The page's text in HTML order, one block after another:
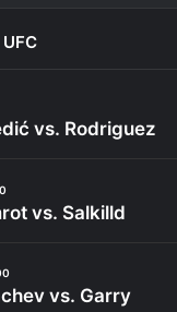
vs. Rodriguez
vs. Salkilld
vs. Garry